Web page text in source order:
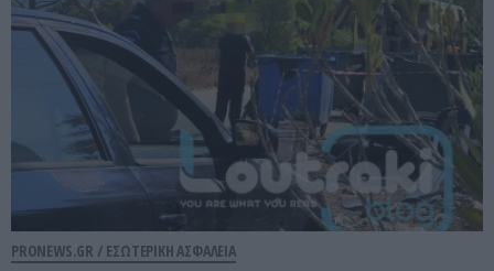
PRONEWS.GR / ΕΣΩΤΕΡΙΚΗ ΑΣΦΑΛΕΙΑ